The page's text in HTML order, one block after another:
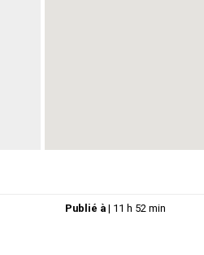
Publié à | 11 h 52 min